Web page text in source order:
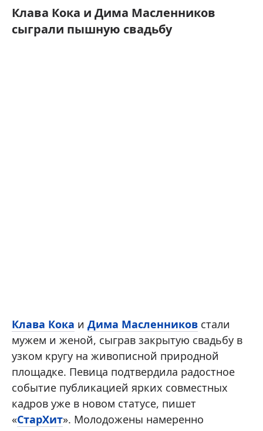
Клава Кока и Дима Масленников
сыграли пышную свадьбу
Клава Кока и Дима Масленников стали
мужем и женой, сыграв закрытую свадьбу в
узком кругу на живописной природной
площадке. Певица подтвердила радостное
событие публикацией ярких совместных
кадров уже в новом статусе, пишет
«СтарХит». Молодожены намеренно